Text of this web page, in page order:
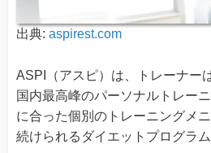
出典: aspirest.com
ASPI（アスピ）は、トレーナー
国内最高峰のパーソナルトレー
に合った個別のトレーニングメ
続けられるダイエットプログラ